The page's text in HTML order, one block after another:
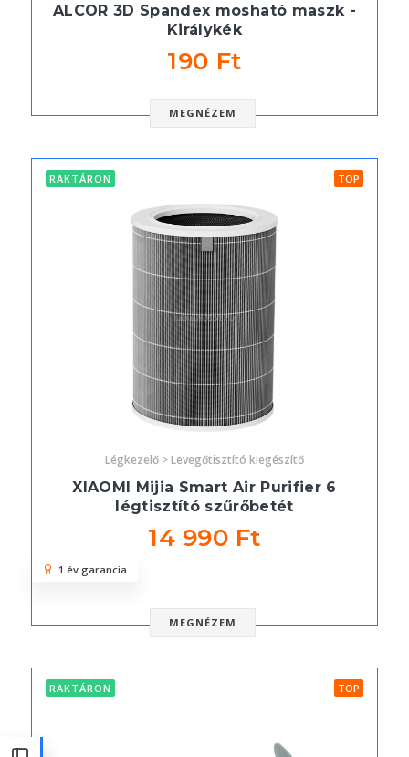
ALCOR 3D Spandex mosható maszk -
Királykék
190 Ft
MEGNÉZEM
RAKTÁRON TOP
Légkezelő > Levegőtisztító kiegészítő
XIAOMI Mijia Smart Air Purifier 6
légtisztító szűrőbetét
14 990 Ft
MEGNÉZEM
1 év garancia
RAKTÁRON TOP